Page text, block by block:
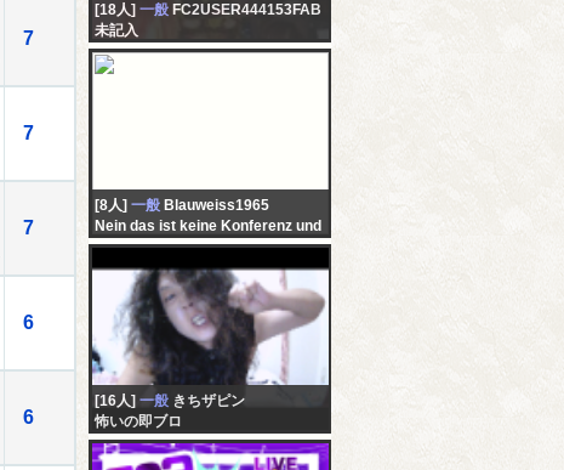
7
7
7
6
6
[18人] 一般 FC2USER444153FAB
未記入
[8人] 一般 Blauweiss1965
Nein das ist keine Konferenz und
nein hier wird auch kein anderes
Spiel gezeigt
[16人] 一般 きちザピン
怖いの即ブロ